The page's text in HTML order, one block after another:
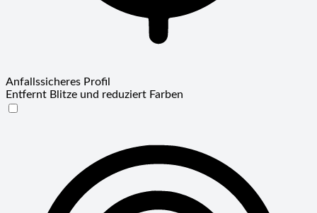
Anfallssicheres Profil
Entfernt Blitze und reduziert Farben